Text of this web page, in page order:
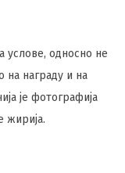
услове, односно не
на награду и на
је фотографија
жирија.